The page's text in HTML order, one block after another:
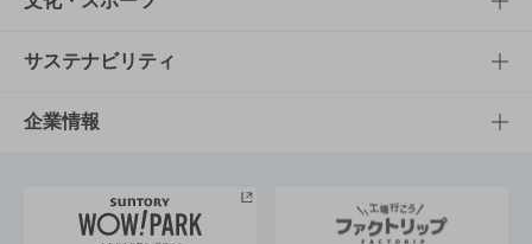
商品発売情報
栄養成分一覧
キャンペーン
工場見学
地域情報
文化・スポーツTOP
サントリーホール
サントリーサンバーズ大阪
サステナビリティ
サステナビリティTOP
サントリーが考えるサステナビリティ経営
企業情報
企業概要